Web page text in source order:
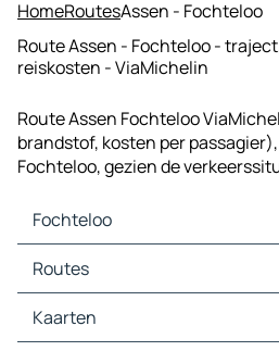
HomeRoutesAssen - Fochteloo
Route Assen - Fochteloo -
reiskosten - ViaMichelin
Route Assen Fochteloo
brandstof, kosten per
Fochteloo, gezien de
Fochteloo
Fochteloo Kaarten
Fochteloo Verkeer
Fochteloo Hotels
Fochteloo Restaurants
Routes
Routes Fochteloo - Assen
Routes Fochteloo - Leek
Kaarten